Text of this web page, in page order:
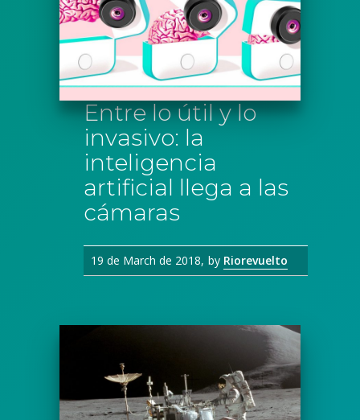
Entre lo útil y lo
invasivo: la
inteligencia
artificial llega a las
cámaras
19 de March de 2018 by Riorevuelto